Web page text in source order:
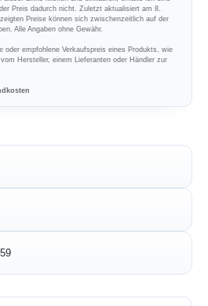
Preis dadurch nicht. Zuletzt aktualisiert am 8.
Preise können sich zwischenzeitlich auf der
Alle Angaben ohne Gewähr.
oder empfohlene Verkaufspreis eines Produkts, wie
Hersteller, einem Lieferanten oder Händler zur